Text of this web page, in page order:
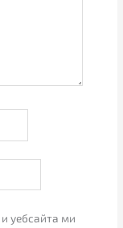
уебсайта ми